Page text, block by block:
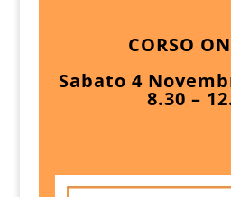
CORSO
Sabato 4
8.30 –